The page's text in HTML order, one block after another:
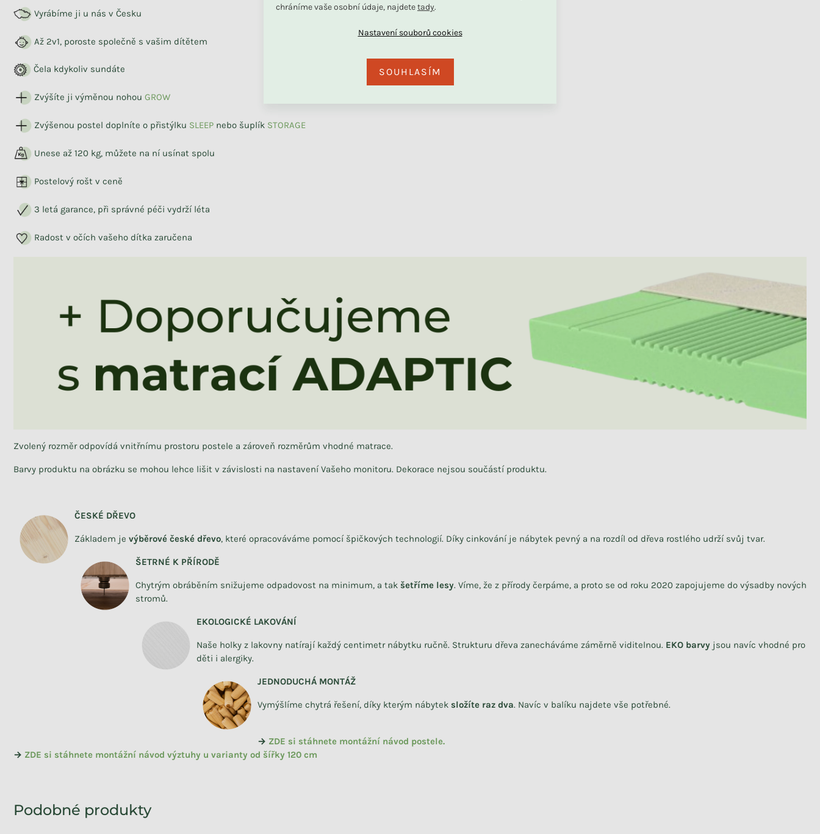
chráníme vaše osobní údaje, najdetetady.
SOUHLASÍM
Vyrábíme ji u nás v Česku
Až 2v1, poroste společně s vašim dítětem
Čela kdykoliv sundáte
Zvýšíte ji výměnou nohou GROW
Zvýšenou postel doplníte o přistýlku SLEEP nebo šuplík STORAGE
Unese až 120 kg, můžete na ní usínat spolu
Postelový rošt v ceně
3 letá garance, při správné péči vydrží léta
Radost v očích vašeho dítka zaručena
Zvolený rozměr odpovídá vnitřnímu prostoru postele a zároveň rozměrům vhodné matrace.
Barvy produktu na obrázku se mohou lehce lišit v závislosti na nastavení Vašeho monitoru. Dekorace nejsou součástí produktu.
ČESKÉ DŘEVO
Základem je výběrové české dřevo, které opracováváme pomocí špičkových technologií. Díky cinkování je nábytek pevný a na rozdíl od dřeva rostlého udrží svůj tvar.
ŠETRNÉ K PŘÍRODĚ
Chytrým obráběním snižujeme odpadovost na minimum, a tak šetříme lesy. Víme, že z přírody čerpáme, a proto se od roku 2020 zapojujeme do výsadby nových
stromů.
EKOLOGICKÉ LAKOVÁNÍ
Naše holky z lakovny natírají každý centimetr nábytku ručně. Strukturu dřeva zanecháváme záměrně viditelnou. EKO barvy jsou navíc vhodné pro
děti i alergiky.
JEDNODUCHÁ MONTÁŽ
Vymýšlíme chytrá řešení, díky kterým nábytek složíte raz dva. Navíc v balíku najdete vše potřebné.
→ ZDE si stáhnete montážní návod postele.
→ ZDE si stáhnete montážní návod výztuhy u varianty od šířky 120 cm
Jednolůžkové prostěradlo
Dětská pěnová matrace